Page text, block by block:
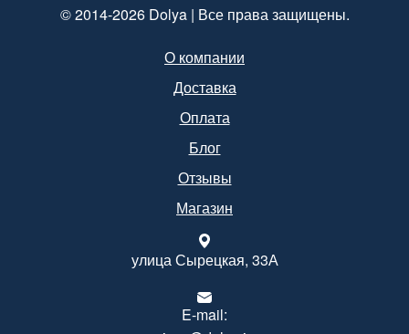
© 2014-2026 Dolya | Все права защищены.
О компании
Доставка
Оплата
Блог
Отзывы
Магазин
улица Сырецкая, 33А
E-mail: